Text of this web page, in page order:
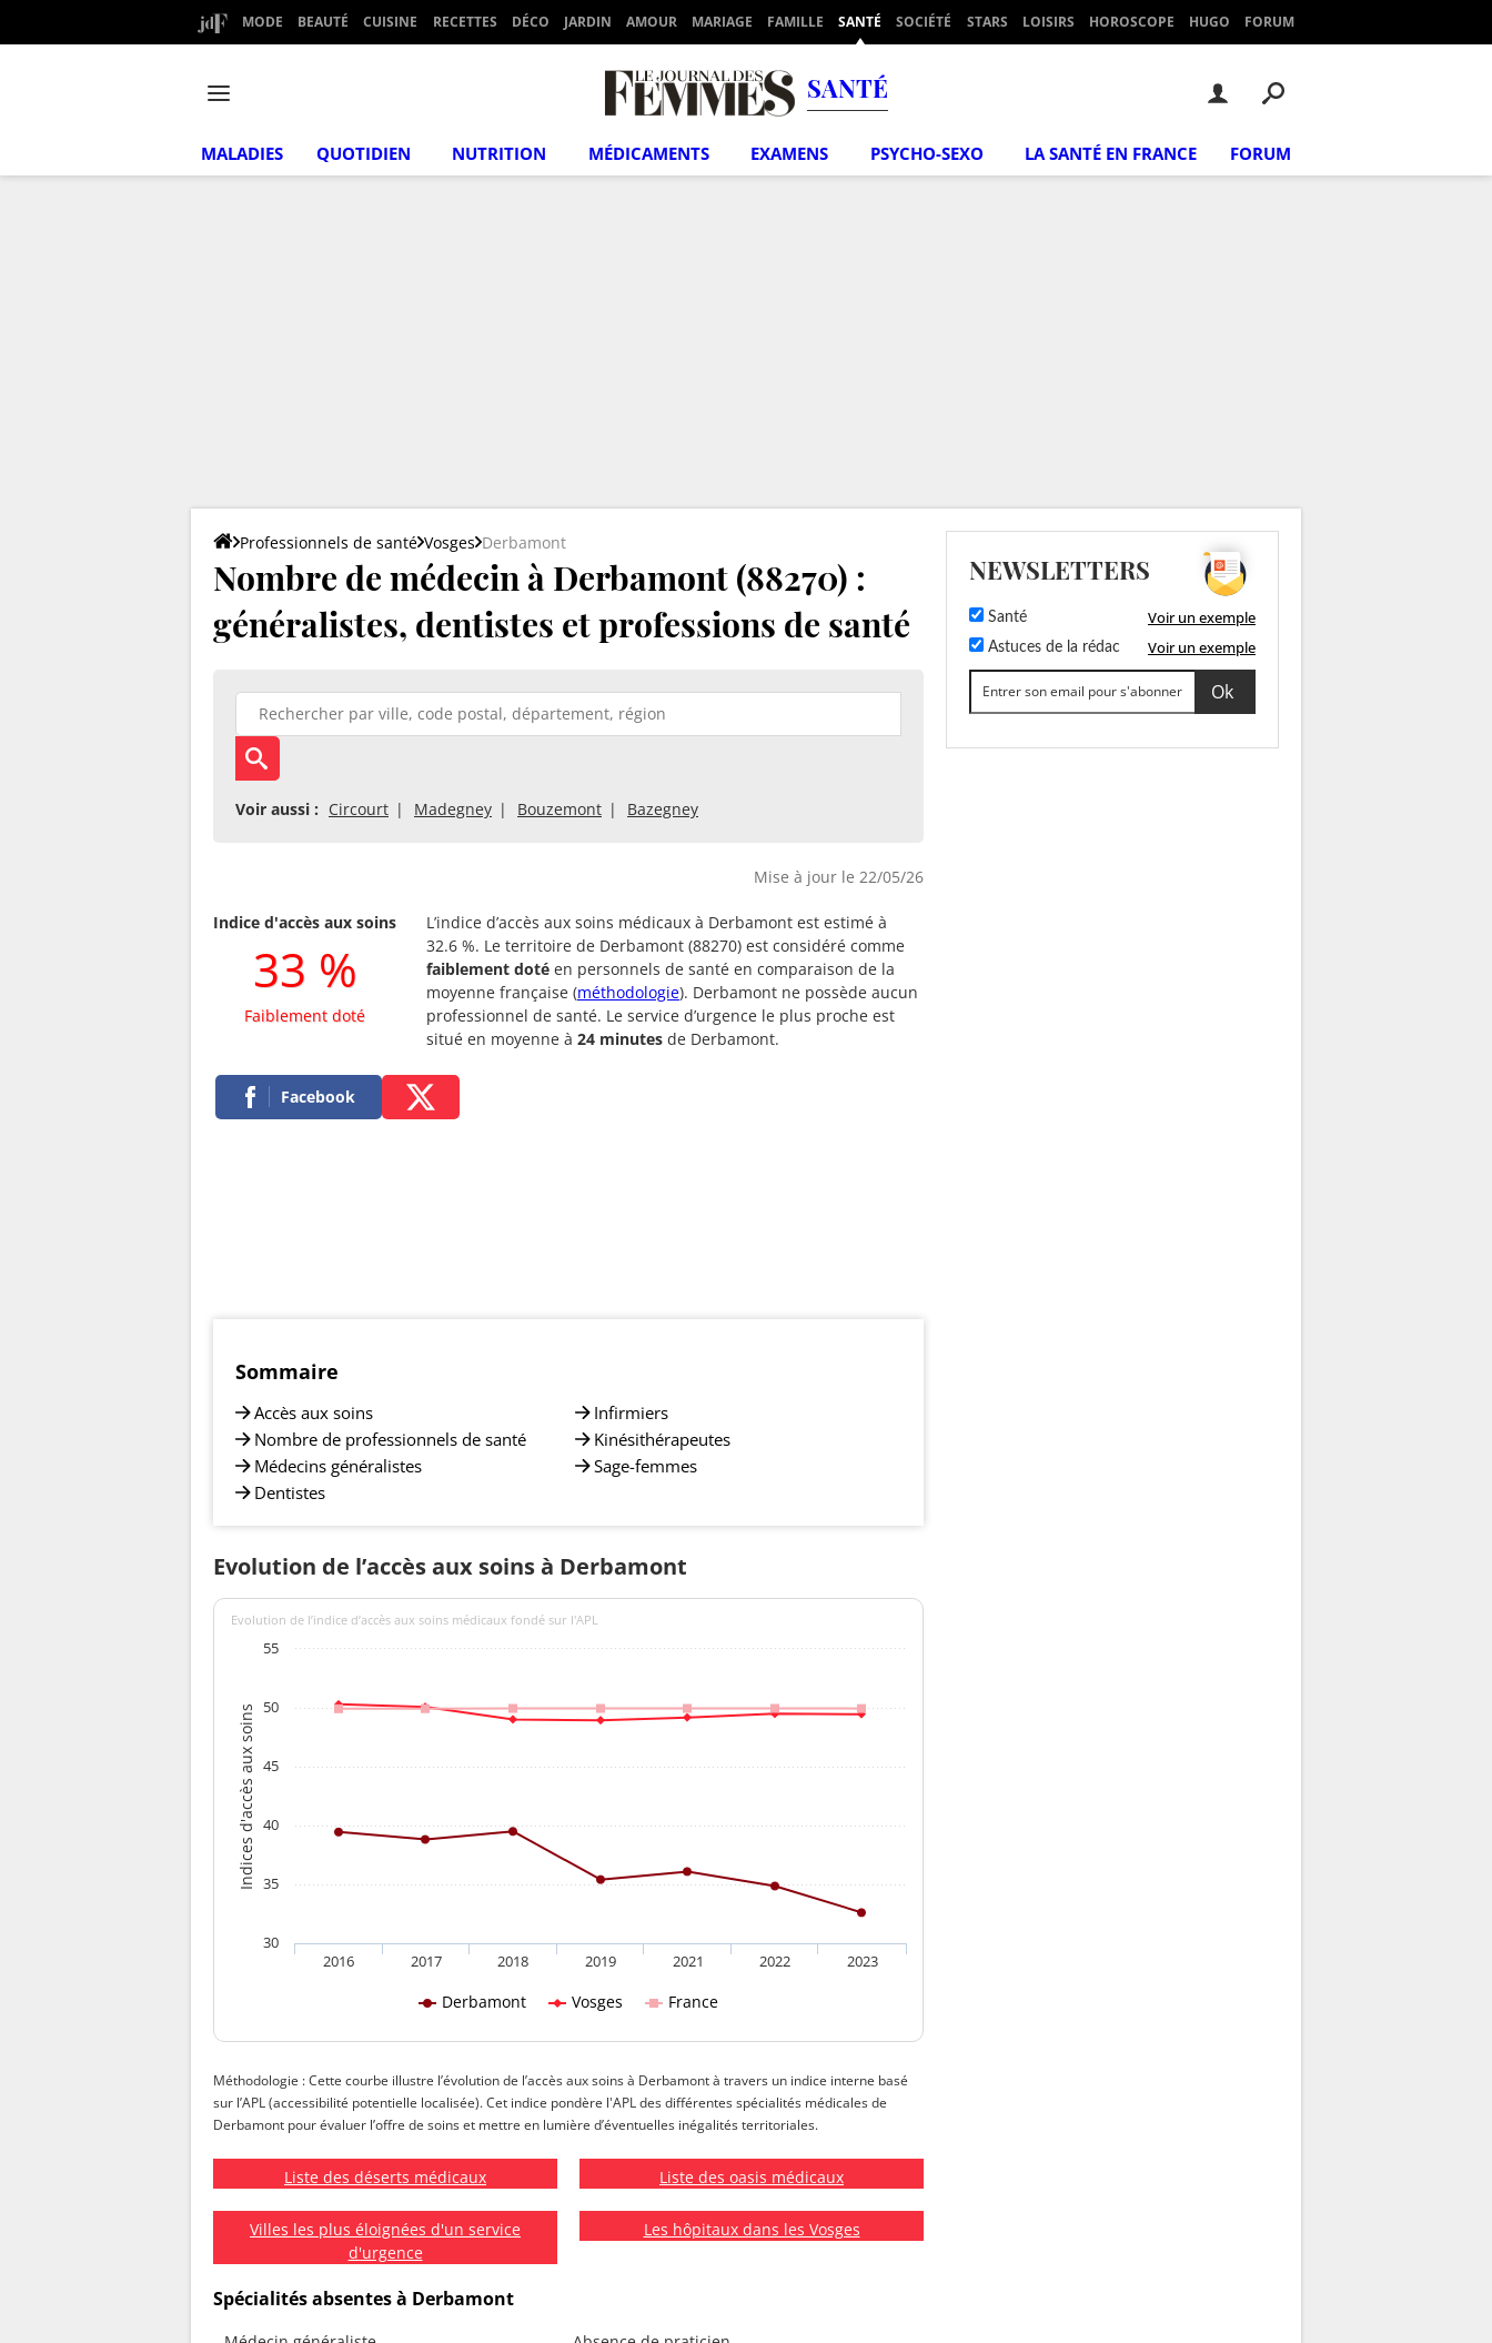
MODE BEAUTÉ CUISINE RECETTES DÉCO JARDIN AMOUR MARIAGE FAMILLE SANTÉ SOCIÉTÉ STARS LOISIRS HOROSCOPE HUGO FORUM
SANTÉ
MALADIES QUOTIDIEN NUTRITION MÉDICAMENTS EXAMENS PSYCHO-SEXO LA SANTÉ EN FRANCE FORUM
Professionnels de santé Vosges Derbamont
Nombre de médecin à Derbamont (88270) :
généralistes, dentistes et professions de santé
Voir aussi : Circourt Madegney Bouzemont Bazegney
Mise à jour le 22/05/26
Indice d'accès aux soins
33 %
Faiblement doté
L’indice d’accès aux soins médicaux à Derbamont est estimé à
32.6 %. Le territoire de Derbamont (88270) est considéré comme
faiblement doté en personnels de santé en comparaison de la
moyenne française (méthodologie). Derbamont ne possède aucun
professionnel de santé. Le service d’urgence le plus proche est
situé en moyenne à 24 minutes de Derbamont.
Facebook
Sommaire
Accès aux soins
Nombre de professionnels de santé
Médecins généralistes
Dentistes
Infirmiers
Kinésithérapeutes
Sage-femmes
Evolution de l’accès aux soins à Derbamont
Indices d'accès aux soins
Evolution de l’indice d’accès aux soins médicaux fondé sur l'APL
Derbamont Vosges France
2016 2017 2018 2019 2021 2022 2023
30
35
40
45
50
55
Méthodologie : Cette courbe illustre l’évolution de l’accès aux soins à Derbamont à travers un indice interne basé
sur l’APL (accessibilité potentielle localisée). Cet indice pondère l'APL des différentes spécialités médicales de
Derbamont pour évaluer l’offre de soins et mettre en lumière d’éventuelles inégalités territoriales.
Liste des déserts médicaux Liste des oasis médicaux
Villes les plus éloignées d'un service
d'urgence
Les hôpitaux dans les Vosges
Spécialités absentes à Derbamont
NEWSLETTERS
Santé Voir un exemple
Astuces de la rédac Voir un exemple